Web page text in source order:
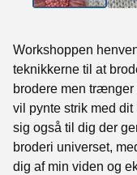
Workshoppen
teknikkerne til at
brodere men
vil pynte strik med
sig også til dig der
broderi universet,
dig af min viden og